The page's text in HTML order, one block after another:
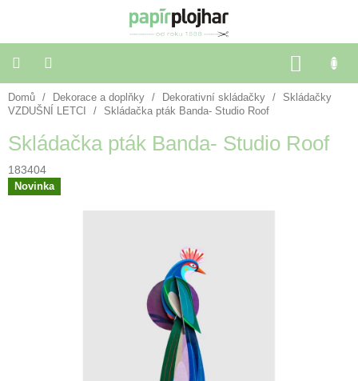
KOŠÍK
Balení
dárků
Dekorace
a
doplňky
Domů / Dekorace a doplňky / Dekorativní skládačky /
Skládačky
VZDUŠNÍ LETCI
/ Skládačka pták Banda- Studio Roof
Skládačka pták Banda- Studio Roof
183404
Novinka